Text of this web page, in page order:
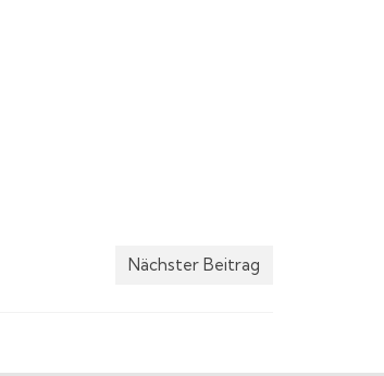
Nächster Beitrag